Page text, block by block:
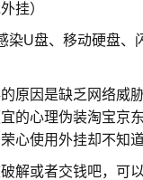
挂）
盘、移动硬盘、
因是缺乏网络威胁
的心理伪装淘宝京
心使用外挂却不知
或者交钱吧，可